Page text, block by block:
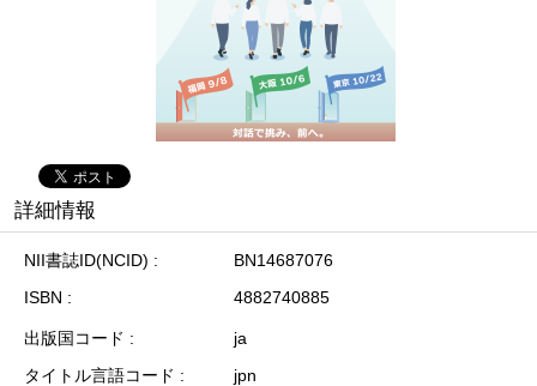
詳細情報
NII書誌ID(NCID)
BN14687076
ISBN
4882740885
出版国コード
ja
タイトル言語コード
jpn